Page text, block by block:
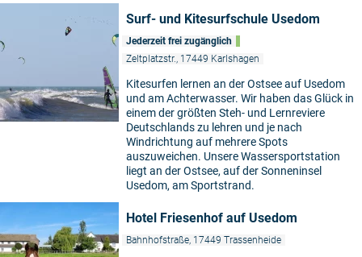
Surf- und Kitesurfschule Usedom
Jederzeit frei zugänglich
Zeltplatzstr., 17449 Karlshagen
Kitesurfen lernen an der Ostsee auf Usedom
und am Achterwasser. Wir haben das Glück in
einem der größten Steh- und Lernreviere
Deutschlands zu lehren und je nach
Windrichtung auf mehrere Spots
auszuweichen. Unsere Wassersportstation
liegt an der Ostsee, auf der Sonneninsel
Usedom, am Sportstrand.
Hotel Friesenhof auf Usedom
Bahnhofstraße, 17449 Trassenheide